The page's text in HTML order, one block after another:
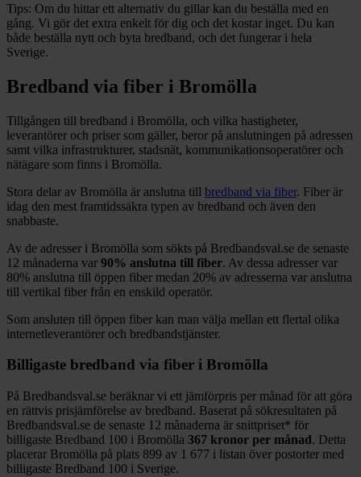
Tips: Om du hittar ett alternativ du gillar kan du beställa med en
gång. Vi gör det extra enkelt för dig och det kostar inget. Du kan
både beställa nytt och byta bredband, och det fungerar i hela
Sverige.
Bredband via fiber i Bromölla
Tillgången till bredband i Bromölla, och vilka hastigheter,
leverantörer och priser som gäller, beror på anslutningen på adressen
samt vilka infrastrukturer, stadsnät, kommunikationsoperatörer och
nätägare som finns i Bromölla.
Stora delar av Bromölla är anslutna till bredband via fiber. Fiber är
idag den mest framtidssäkra typen av bredband och även den
snabbaste.
Av de adresser i Bromölla som sökts på Bredbandsval.se de senaste
12 månaderna var 90% anslutna till fiber. Av dessa adresser var
80% anslutna till öppen fiber medan 20% av adresserna var anslutna
till vertikal fiber från en enskild operatör.
Som ansluten till öppen fiber kan man välja mellan ett flertal olika
internetleverantörer och bredbandstjänster.
Billigaste bredband via fiber i Bromölla
På Bredbandsval.se beräknar vi ett jämförpris per månad för att göra
en rättvis prisjämförelse av bredband. Baserat på sökresultaten på
Bredbandsval.se de senaste 12 månaderna är snittpriset* för
billigaste Bredband 100 i Bromölla 367 kronor per månad. Detta
placerar Bromölla på plats 899 av 1 677 i listan över postorter med
billigaste Bredband 100 i Sverige.